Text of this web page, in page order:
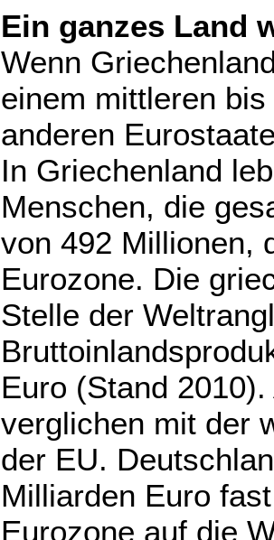
Ein ganzes Land
Wenn
einem mittleren
anderen
In Griechenland
Menschen, die
von 492 Millionen,
Eurozone. Die
Stelle der
Euro (Stand
verglichen mit der
der EU.
Milliarden Euro
Eurozone auf die